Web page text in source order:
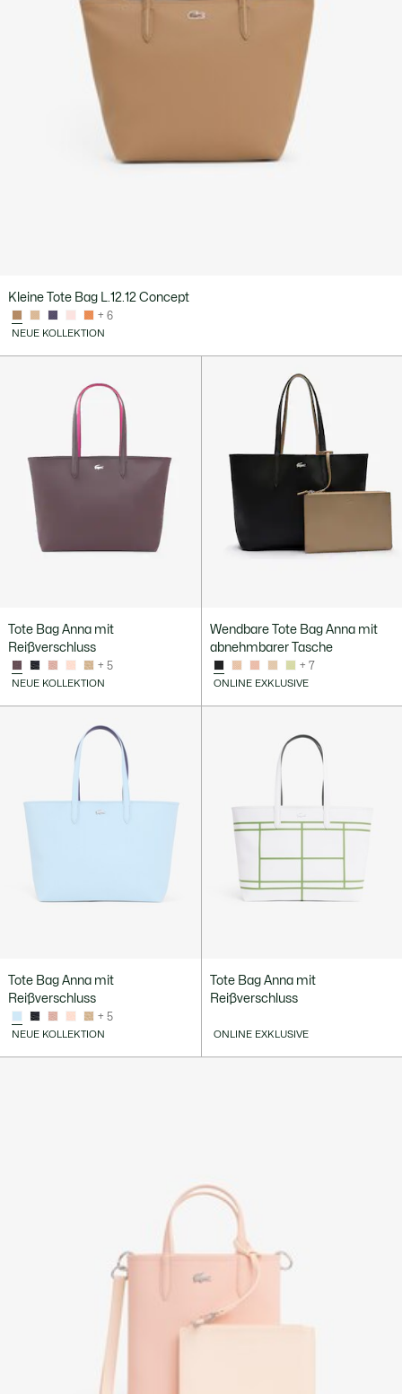
Kleine Tote Bag L.12.12 Concept
+ 6
NEUE KOLLEKTION
Tote Bag Anna mit
Reißverschluss
+ 5
NEUE KOLLEKTION
Wendbare Tote Bag Anna mit
abnehmbarer Tasche
+ 7
ONLINE EXKLUSIVE
Tote Bag Anna mit
Reißverschluss
+ 5
NEUE KOLLEKTION
Tote Bag Anna mit
Reißverschluss
ONLINE EXKLUSIVE